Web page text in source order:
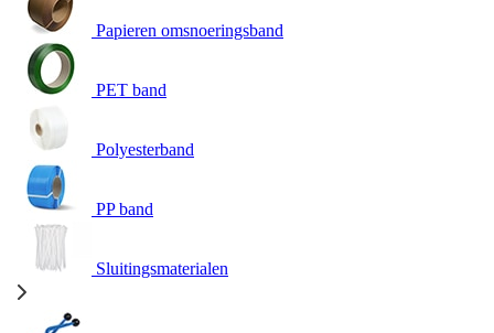
Papieren omsnoeringsband
PET band
Polyesterband
PP band
Sluitingsmaterialen